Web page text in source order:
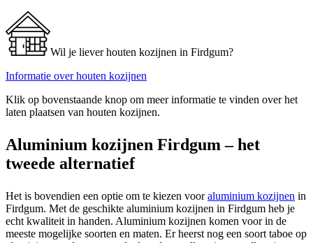
Wil je liever houten kozijnen in Firdgum?
Informatie over houten kozijnen
Klik op bovenstaande knop om meer informatie te vinden over het
laten plaatsen van houten kozijnen.
Aluminium kozijnen Firdgum – het
tweede alternatief
Het is bovendien een optie om te kiezen vooraluminium kozijnen in
Firdgum. Met de geschikte aluminium kozijnen in Firdgum heb je
echt kwaliteit in handen. Aluminium kozijnen komen voor in de
meeste mogelijke soorten en maten. Er heerst nog een soort taboe op